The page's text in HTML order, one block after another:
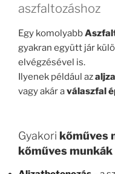
aszfaltozáshoz
Egy komolyabb
gyakran együtt jár
elvégzésével is.
Ilyenek például az
vagy akár aválaszfal
Gyakori kőműves
kőműves